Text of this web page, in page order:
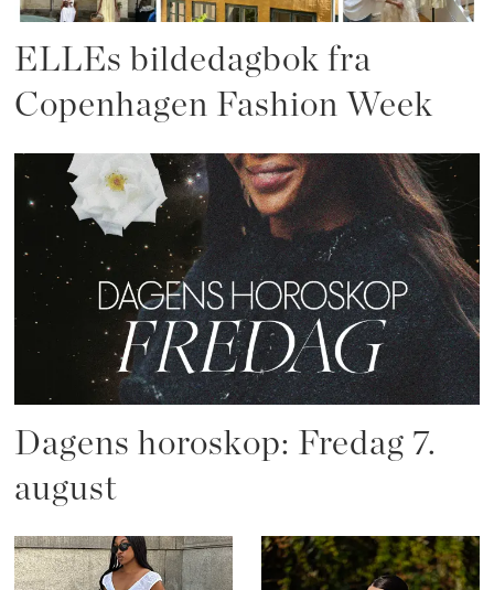
ELLEs bildedagbok fra
Copenhagen Fashion Week
Dagens horoskop: Fredag 7.
august